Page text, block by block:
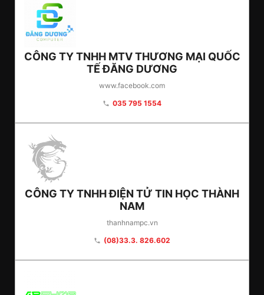
CÔNG TY TNHH MTV THƯƠNG MẠI QUỐC
TẾ ĐĂNG DƯƠNG
www.facebook.com
phone 035 795 1554
CÔNG TY TNHH ĐIỆN TỬ TIN HỌC THÀNH
NAM
thanhnampc.vn
phone (08)33.3. 826.602